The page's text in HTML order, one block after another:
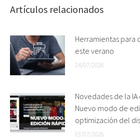
Artículos relacionados
Herramientas para
este verano
24/07/2026
Novedades de la IA
Nuevo modo de
optimización del
03/07/2026